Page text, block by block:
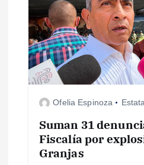
n
d
e
Ofelia Espinoza
Suman 31
Fiscalía por
Granjas